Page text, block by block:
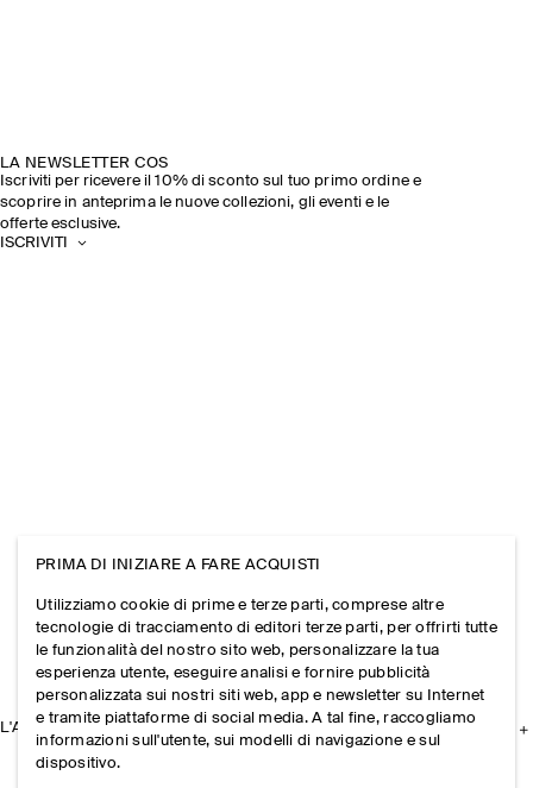
LA NEWSLETTER COS
Iscriviti per ricevere il 10% di sconto sul tuo primo ordine e
scoprire in anteprima le nuove collezioni, gli eventi e le
offerte esclusive.
ISCRIVITI
L'AZIENDA
PRIMA DI INIZIARE A FARE ACQUISTI
Utilizziamo cookie di prime e terze parti, comprese altre
tecnologie di tracciamento di editori terze parti, per offrirti tutte
le funzionalità del nostro sito web, personalizzare la tua
esperienza utente, eseguire analisi e fornire pubblicità
personalizzata sui nostri siti web, app e newsletter su Internet
e tramite piattaforme di social media. A tal fine, raccogliamo
informazioni sull'utente, sui modelli di navigazione e sul
dispositivo.